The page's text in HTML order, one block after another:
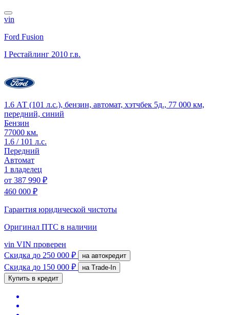
vin
Ford Fusion
I Рестайлинг 2010 г.в.
1.6 АТ (101 л.с.), бензин, автомат, хэтчбек 5д., 77 000 км,
передний, синий
Бензин
77000 км.
1.6 / 101 л.с.
Передний
Автомат
1 владелец
от 387 990 ₽
460 000 ₽
Гарантия юридической чистоты
Оригинал ПТС в наличии
vin VIN проверен
Скидка до 250 000 ₽ на автокредит
Скидка до 150 000 ₽
на Trade-In
Купить в кредит